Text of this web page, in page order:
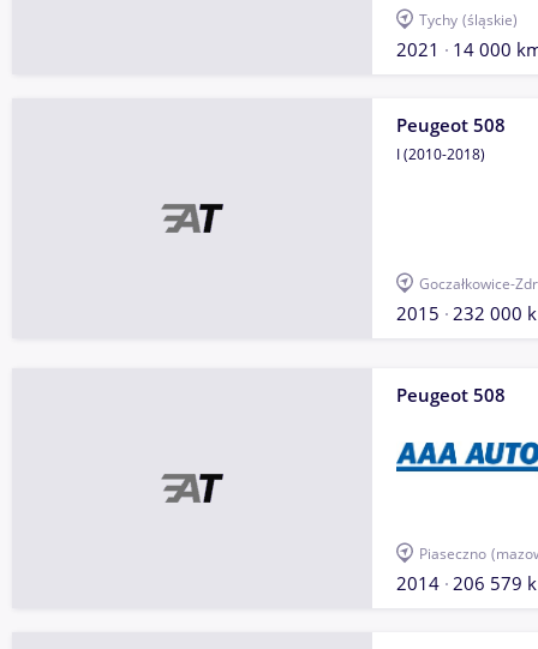
Tychy (śląskie)
2021 14 000
Peugeot 508
I (2010-2018)
Goczałkowice-
2015 232 000
Peugeot 508
Piaseczno
2014 206 579